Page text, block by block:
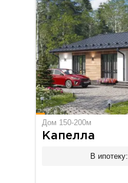
Дом 150-200м
Капелла
В ипотеку: